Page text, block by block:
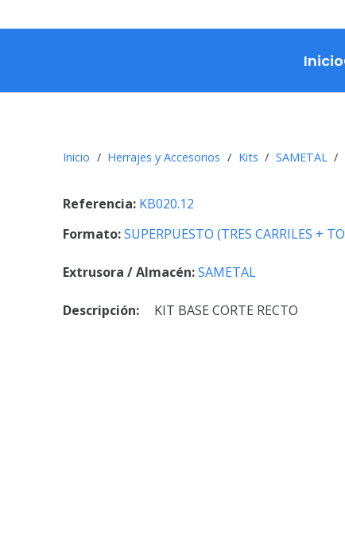
Inicio
Inicio / Herrajes y Accesorios / Kits / SAMETAL /
Referencia: KB020.12
Formato:SUPERPUESTO (TRES CARRILES +
Extrusora / Almacén:SAMETAL
Descripción: KIT BASE CORTE RECTO